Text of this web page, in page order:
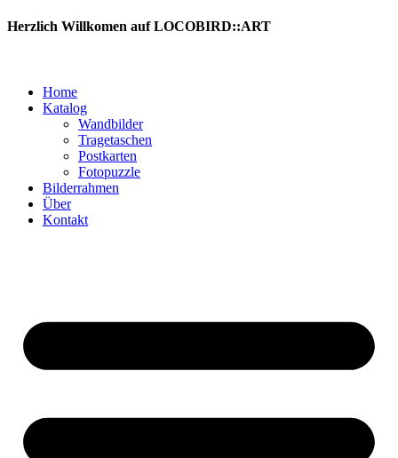
Zum
Herzlich Willkomen auf LOCOBIRD::ART
Home
Katalog
Wandbilder
Tragetaschen
Postkarten
Fotopuzzle
Bilderrahmen
Über
Kontakt